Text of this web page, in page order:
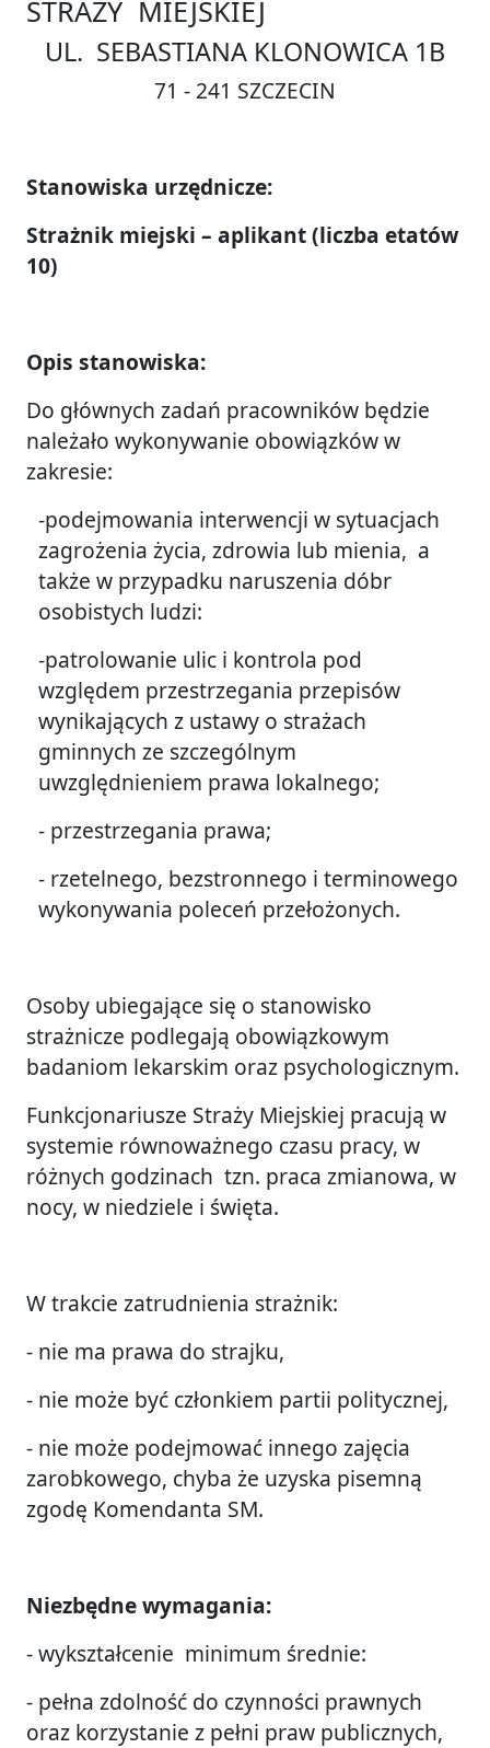
STRAŻY MIEJSKIEJ
UL. SEBASTIANA KLONOWICA 1B
71 - 241 SZCZECIN
Stanowiska urzędnicze:
Strażnik miejski – aplikant (liczba etatów
10)
Opis stanowiska:
Do głównych zadań pracowników będzie
należało wykonywanie obowiązków w
zakresie:
-podejmowania interwencji w sytuacjach
zagrożenia życia, zdrowia lub mienia, a
także w przypadku naruszenia dóbr
osobistych ludzi:
-patrolowanie ulic i kontrola pod
względem przestrzegania przepisów
wynikających z ustawy o strażach
gminnych ze szczególnym
uwzględnieniem prawa lokalnego;
- przestrzegania prawa;
- rzetelnego, bezstronnego i terminowego
wykonywania poleceń przełożonych.
Osoby ubiegające się o stanowisko
strażnicze podlegają obowiązkowym
badaniom lekarskim oraz psychologicznym.
Funkcjonariusze Straży Miejskiej pracują w
systemie równoważnego czasu pracy, w
różnych godzinach tzn. praca zmianowa, w
nocy, w niedziele i święta.
W trakcie zatrudnienia strażnik:
- nie ma prawa do strajku,
- nie może być członkiem partii politycznej,
- nie może podejmować innego zajęcia
zarobkowego, chyba że uzyska pisemną
zgodę Komendanta SM.
Niezbędne wymagania:
- wykształcenie minimum średnie:
- pełna zdolność do czynności prawnych
oraz korzystanie z pełni praw publicznych,